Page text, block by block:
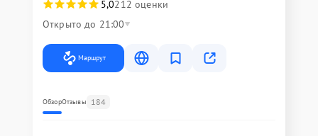
5,0212 оценки
Открыто до 21:00
Маршрут
ОбзорОтзывы 184